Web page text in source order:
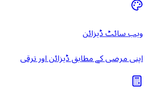
ویب سائٹ ڈیزائن
اپنی مرضی کے مطابق ڈیزائن اور ترقی